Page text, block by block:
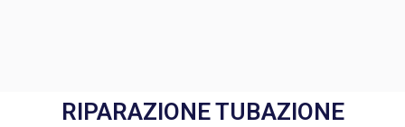
RIPARAZIONE TUBAZIONE